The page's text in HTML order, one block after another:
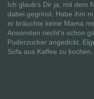
Ich glaub’s Dir ja, mit dem
dabei gegrinst. Habe ihm
er bräuchte keine Mama
Ansonsten riecht’s schon
Puderzucker angedickt.
Sofa aus Kaffee zu